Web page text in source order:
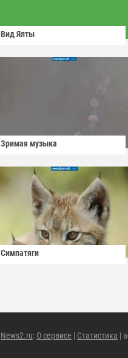
Вид Ялты
Зримая музыка
Симпатяги
News2.ru: О сервисе | Статистика |